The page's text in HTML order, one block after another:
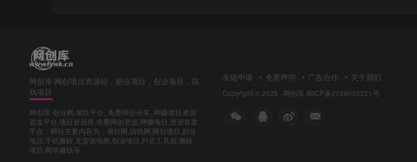
网创库-网创项目资源站，副业项目，创业项目，搞
钱项目
网创库-创业网,项目平台_免费网创分享_网赚项目资源
首发平台,项目资源库,免费网创资源,网赚项目,资源首发
平台，网站主要内容为：项目网,搞钱网,网创项目,副业
项目,手机搬砖,无货源电商,创业项目,抖音工具箱,搬砖
项目,网络赚钱等
友链申请 免责声明 广告合作 关于我们
Copyright © 2025 · 网创库 闽ICP备2026003221号